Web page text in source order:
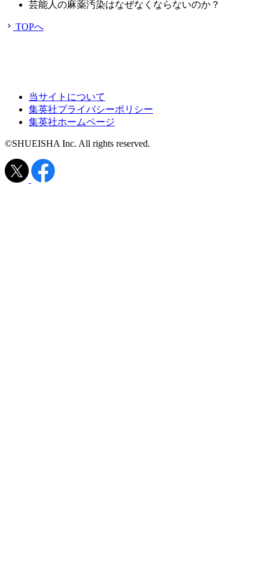
芸能人の麻薬汚染はなぜなくならないのか？
TOPへ
当サイトについて
集英社プライバシーポリシー
集英社ホームページ
©SHUEISHA Inc. All rights reserved.